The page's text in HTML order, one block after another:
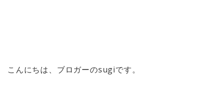
こんにちは、ブロガーのsugiです。